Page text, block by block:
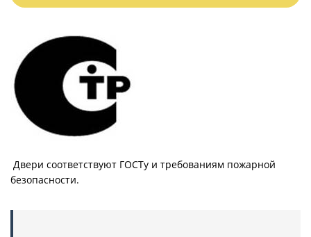
Двери соответствуют ГОСТу и требованиям пожарной
безопасности.